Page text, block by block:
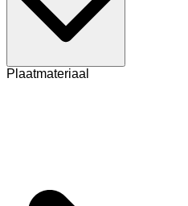
Plaatmateriaal